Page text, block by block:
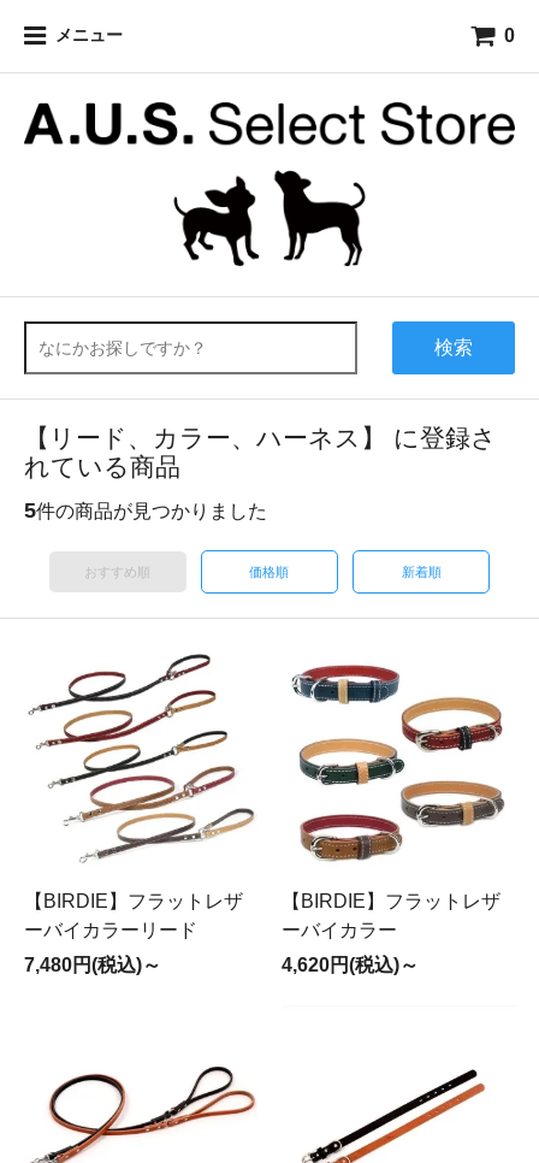
メニュー 0
検索
【リード、カラー、ハーネス】 に登録さ
れている商品
5件の商品が見つかりました
おすすめ順 価格順 新着順
【BIRDIE】フラットレザ
ーバイカラーリード
7,480円(税込)～
【BIRDIE】フラットレザ
ーバイカラー
4,620円(税込)～